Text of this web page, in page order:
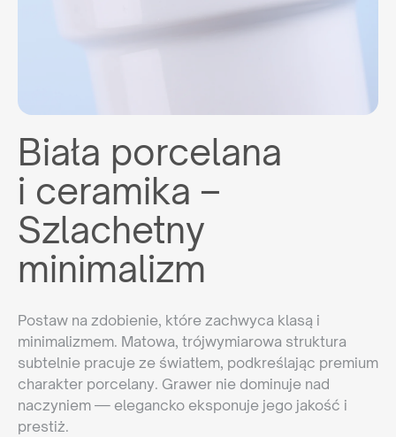
Biała porcelana
i ceramika –
Szlachetny
minimalizm
Postaw na zdobienie, które zachwyca klasą i
minimalizmem. Matowa, trójwymiarowa struktura
subtelnie pracuje ze światłem, podkreślając premium
charakter porcelany. Grawer nie dominuje nad
naczyniem — elegancko eksponuje jego jakość i
prestiż.